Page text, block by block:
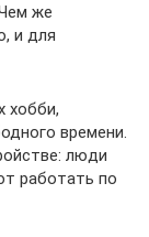
же
и для
хобби,
времени.
люди
работать по